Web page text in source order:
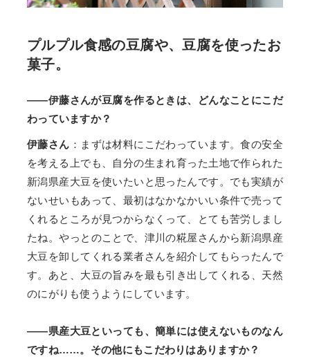
プルプル食感の豆腐や、豆腐を使ったお
菓子。
——伊藤さんが豆腐を作るときは、どんなことにこだ
わっていますか？
伊藤さん ：まずは材料にこだわっています。食の安全
を考える上でも、自分の生まれ育った土地で作られた
新潟県産大豆を使いたいと思ったんです。でも実績が
ないせいもあって、最初はなかなかいい条件で売って
くれるところが見つからなくって、とても苦労しまし
たね。やっとのことで、津川の糀屋さんから新潟県産
大豆を卸してくれる業者さんを紹介してもらったんで
す。あと、大豆の旨みを最も引き出してくれる、天然
のにがりも使うようにしています。
——県産大豆といっても、簡単には使えないものなん
ですね……。その他にもこだわりはありますか？